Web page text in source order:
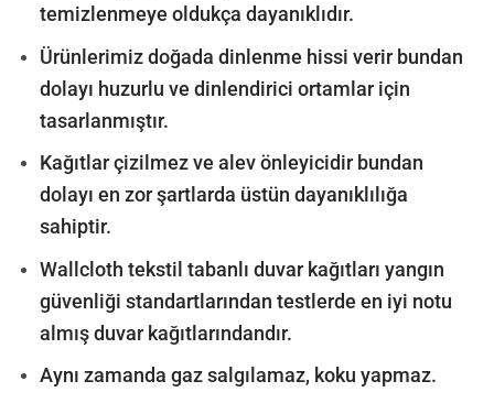
temizlenmeye oldukça dayanıklıdır.
Ürünlerimiz doğada dinlenme hissi verir bundan
dolayı huzurlu ve dinlendirici ortamlar için
tasarlanmıştır.
Kağıtlar çizilmez ve alev önleyicidir bundan
dolayı en zor şartlarda üstün dayanıklılığa
sahiptir.
Wallcloth tekstil tabanlı duvar kağıtları yangın
güvenliği standartlarından testlerde en iyi notu
almış duvar kağıtlarındandır.
Aynı zamanda gaz salgılamaz, koku yapmaz.